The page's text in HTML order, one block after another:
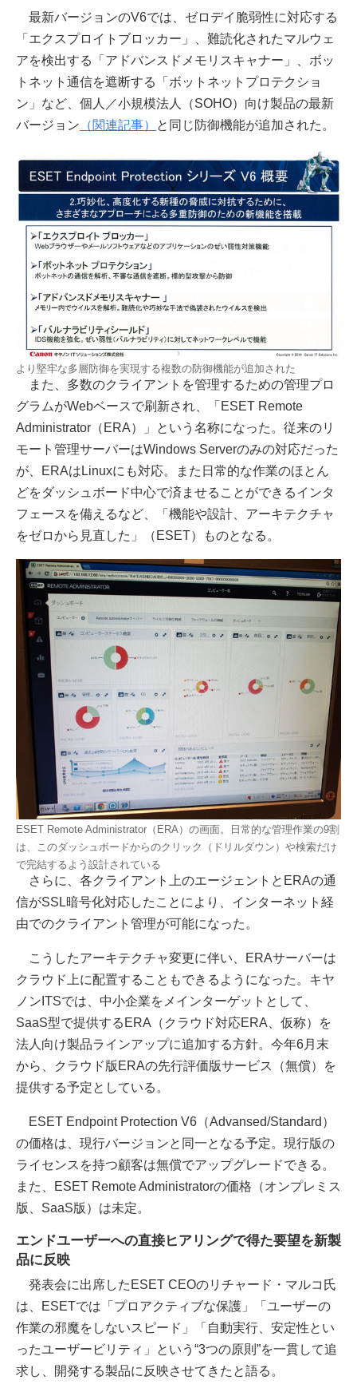
最新バージョンのV6では、ゼロデイ脆弱性に対応する
「エクスプロイトブロッカー」、難読化されたマルウェ
アを検出する「アドバンスドメモリスキャナー」、ボッ
トネット通信を遮断する「ボットネットプロテクショ
ン」など、個人／小規模法人（SOHO）向け製品の最新
バージョン （関連記事） と同じ防御機能が追加された。
より堅牢な多層防御を実現する複数の防御機能が追加された
また、多数のクライアントを管理するための管理プロ
グラムがWebベースで刷新され、「ESET Remote
Administrator（ERA）」という名称になった。従来のリ
モート管理サーバーはWindows Serverのみの対応だった
が、ERAはLinuxにも対応。また日常的な作業のほとん
どをダッシュボード中心で済ませることができるインタ
フェースを備えるなど、「機能や設計、アーキテクチャ
をゼロから見直した」（ESET）ものとなる。
ESET Remote Administrator（ERA）の画面。日常的な管理作業の9割
は、このダッシュボードからのクリック（ドリルダウン）や検索だけ
で完結するよう設計されている
さらに、各クライアント上のエージェントとERAの通
信がSSL暗号化対応したことにより、インターネット経
由でのクライアント管理が可能になった。
こうしたアーキテクチャ変更に伴い、ERAサーバーは
クラウド上に配置することもできるようになった。キヤ
ノンITSでは、中小企業をメインターゲットとして、
SaaS型で提供するERA（クラウド対応ERA、仮称）を
法人向け製品ラインアップに追加する方針。今年6月末
から、クラウド版ERAの先行評価版サービス（無償）を
提供する予定としている。
ESET Endpoint Protection V6（Advansed/Standard）
の価格は、現行バージョンと同一となる予定。現行版の
ライセンスを持つ顧客は無償でアップグレードできる。
また、ESET Remote Administratorの価格（オンプレミス
版、SaaS版）は未定。
エンドユーザーへの直接ヒアリングで得た要望を新製
品に反映
発表会に出席したESET CEOのリチャード・マルコ氏
は、ESETでは「プロアクティブな保護」「ユーザーの
作業の邪魔をしないスピード」「自動実行、安定性とい
ったユーザービリティ」という“3つの原則”を一貫して追
求し、開発する製品に反映させてきたと語る。